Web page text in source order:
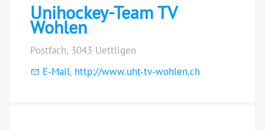
Unihockey-Team TV
Wohlen
Postfach, 3043 Uettligen
E-Mail, http://www.uht-tv-wohlen.ch